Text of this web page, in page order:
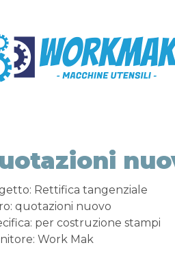
Rettifica tangenziale
quotazioni nuovo
per costruzione stampi
Work Mak